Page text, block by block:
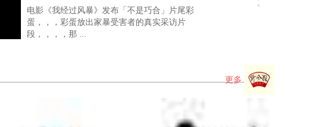
电影《我经过风暴》发布「不是巧合」片尾彩
蛋，，，彩蛋放出家暴受害者的真实采访片
段，，，，那 ...
由秦海燕编剧并导演，，，路阳、、、、王红卫监
徐佳莹献唱电影《我经过风暴》同名主
更多